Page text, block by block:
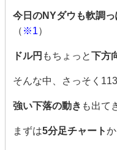
今日のNYダウも軟調
（ ※1）
ドル円 もちょっと下方
そんな中、さっそく
強い下落の動き も出て
まずは5分足チャート